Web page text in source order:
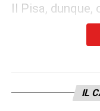
Il Pisa, dunque,
prepara a
L’interesse
esperienza,
stagione
IL